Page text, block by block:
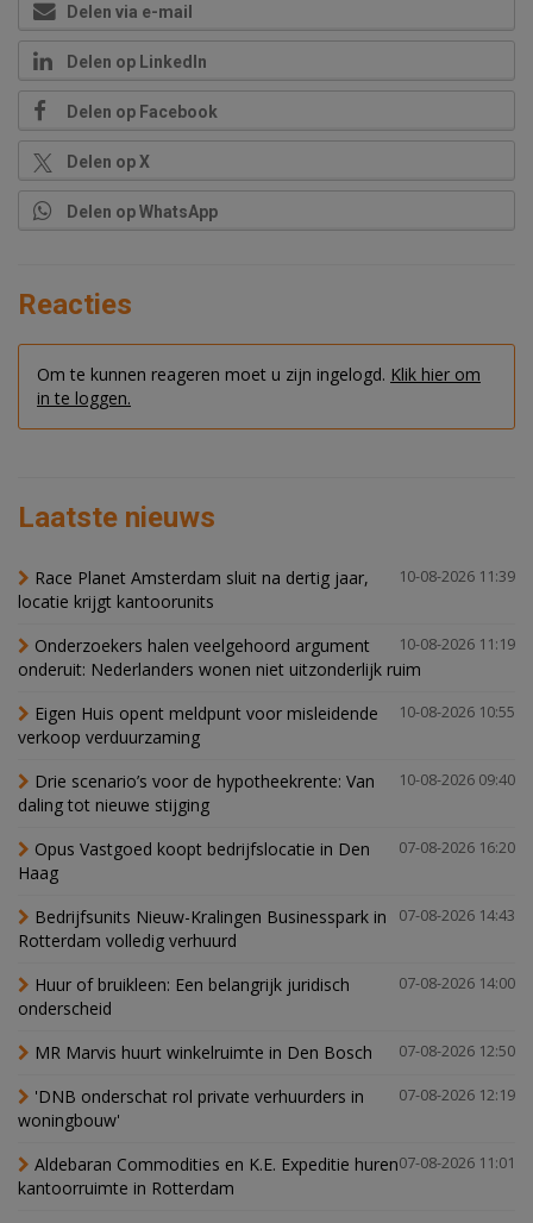
Delen via e-mail
Delen op LinkedIn
Delen op Facebook
Delen op X
Delen op WhatsApp
Reacties
Om te kunnen reageren moet u zijn ingelogd. Klik hier om
in te loggen.
Laatste nieuws
10-08-2026 11:39
Race Planet Amsterdam sluit na dertig jaar,
locatie krijgt kantoorunits
10-08-2026 11:19
Onderzoekers halen veelgehoord argument
onderuit: Nederlanders wonen niet uitzonderlijk ruim
10-08-2026 10:55
Eigen Huis opent meldpunt voor misleidende
verkoop verduurzaming
10-08-2026 09:40
Drie scenario’s voor de hypotheekrente: Van
daling tot nieuwe stijging
07-08-2026 16:20
Opus Vastgoed koopt bedrijfslocatie in Den
Haag
07-08-2026 14:43
Bedrijfsunits Nieuw-Kralingen Businesspark in
Rotterdam volledig verhuurd
07-08-2026 14:00
Huur of bruikleen: Een belangrijk juridisch
onderscheid
07-08-2026 12:50
MR Marvis huurt winkelruimte in Den Bosch
07-08-2026 12:19
'DNB onderschat rol private verhuurders in
woningbouw'
07-08-2026 11:01
Aldebaran Commodities en K.E. Expeditie huren
kantoorruimte in Rotterdam